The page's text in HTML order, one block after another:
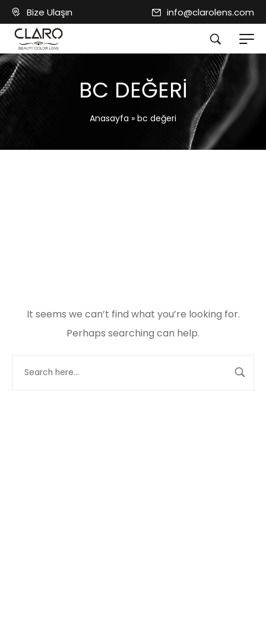
Bize Ulaşın info@clarolens.com
BC DEĞERI
Anasayfa » bc değeri
It seems we can’t find what you’re looking for.
Perhaps searching can help.